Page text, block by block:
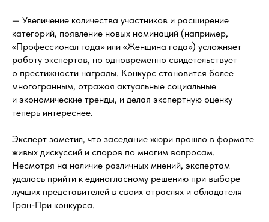
— Увеличение количества участников и расширение
категорий, появление новых номинаций (например,
«Профессионал года» или «Женщина года») усложняет
работу экспертов, но одновременно свидетельствует
о престижности награды. Конкурс становится более
многогранным, отражая актуальные социальные
и экономические тренды, и делая экспертную оценку
теперь интереснее.
Эксперт заметил, что заседание жюри прошло в формате
живых дискуссий и споров по многим вопросам.
Несмотря на наличие различных мнений, экспертам
удалось прийти к единогласному решению при выборе
лучших представителей в своих отраслях и обладателя
Гран-При конкурса.